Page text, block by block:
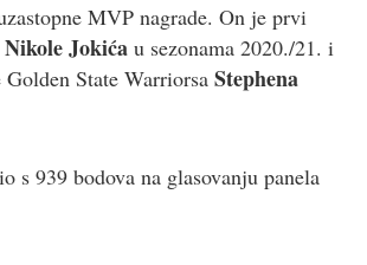
MVP nagrade. On je prvi
Nikole Jokića u sezonama 2020./21. i
State Warriorsa Stephena
s 939 bodova na glasovanju panela